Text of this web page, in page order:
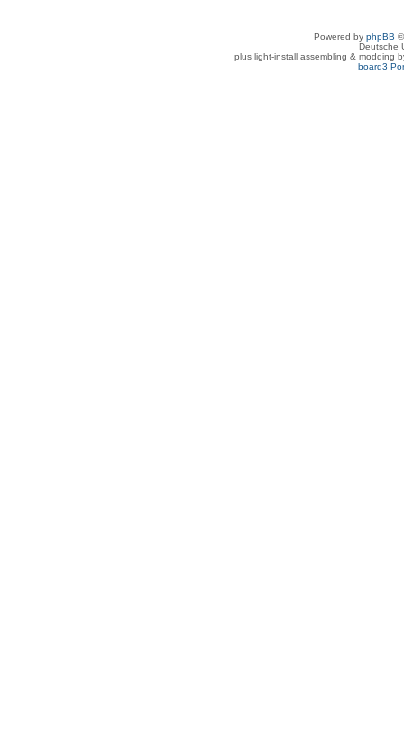
Powered by phpBB
Deutsche
plus light-install assembling & modding
board3